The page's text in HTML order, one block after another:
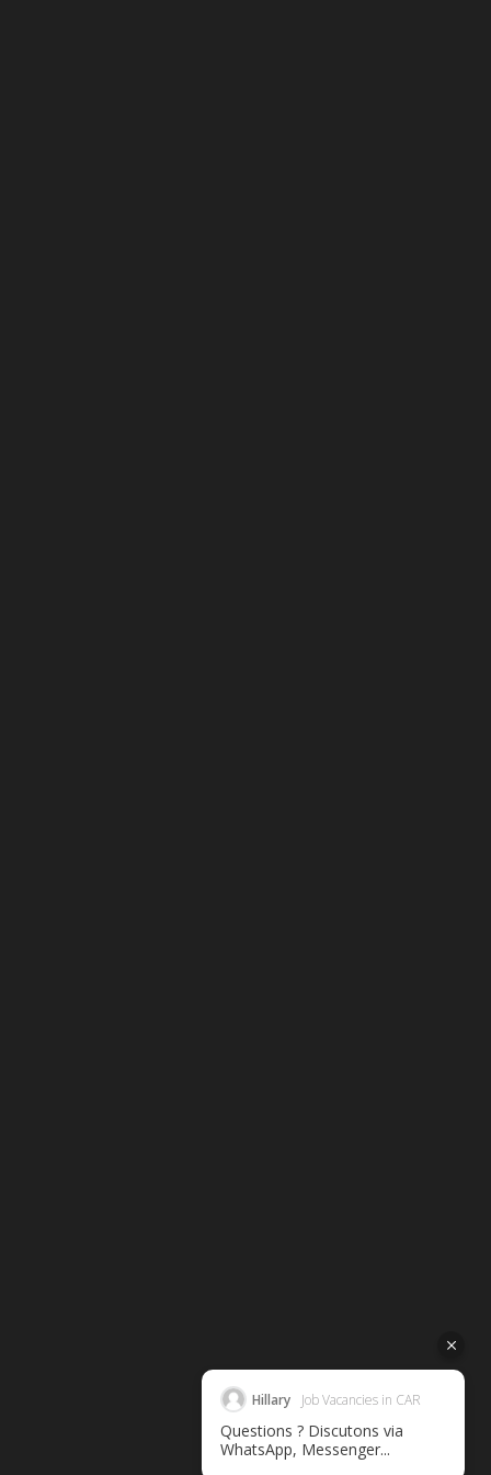
Hillary Job Vacancies in CAR
Questions ? Discutons via
WhatsApp, Messenger...